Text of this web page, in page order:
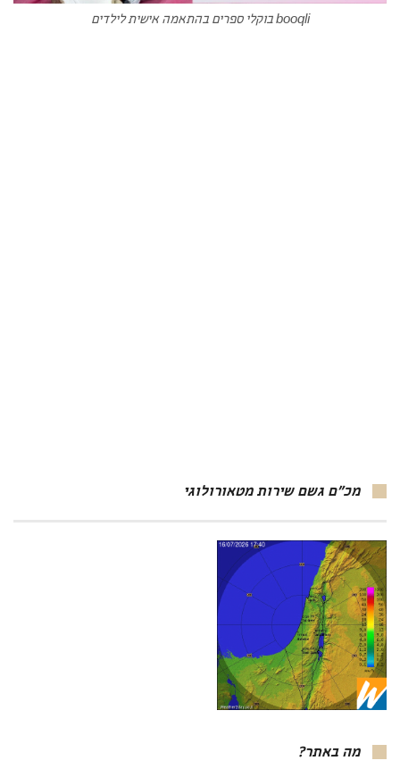
booqli בוקלי ספרים בהתאמה אישית לילדים
מכ"ם גשם שירות מטאורולוגי
מה באתר?